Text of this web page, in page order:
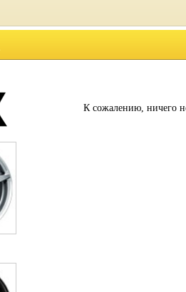
К сожалению, ничего